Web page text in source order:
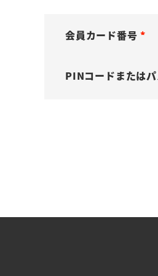
会員カード番号
必
PINコードまたは